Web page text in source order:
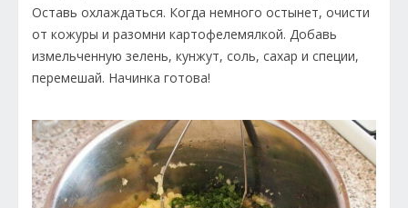
Оставь охлаждаться. Когда немного остынет, очисти
от кожуры и разомни картофелемялкой. Добавь
измельченную зелень, кунжут, соль, сахар и специи,
перемешай. Начинка готова!